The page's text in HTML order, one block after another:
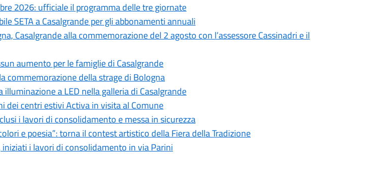
2026: ufficiale il programma delle tre giornate
SETA a Casalgrande per gli abbonamenti annuali
Casalgrande alla commemorazione del 2 agosto con l’assessore Cassinadri e il
aumento per le famiglie di Casalgrande
commemorazione della strage di Bologna
illuminazione a LED nella galleria di Casalgrande
dei centri estivi Activa in visita al Comune
i lavori di consolidamento e messa in sicurezza
e poesia”: torna il contest artistico della Fiera della Tradizione
i lavori di consolidamento in via Parini